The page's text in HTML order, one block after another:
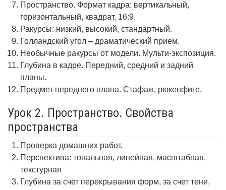
Пространство. Формат кадра: вертикальный,
горизонтальный, квадрат, 16:9.
Ракурсы: низкий, высокий, стандартный.
Голландский угол – драматический прием.
Необычные ракурсы от модели. Мульти-экспозиция.
Глубина в кадре. Передний, средний и задний
планы.
Предмет переднего плана. Стафаж, рюкенфиге.
Урок 2. Пространство. Свойства
пространства
Проверка домашних работ.
Перспектива: тональная, линейная, масштабная,
текстурная
Глубина за счет перекрывания форм, за счет тени.